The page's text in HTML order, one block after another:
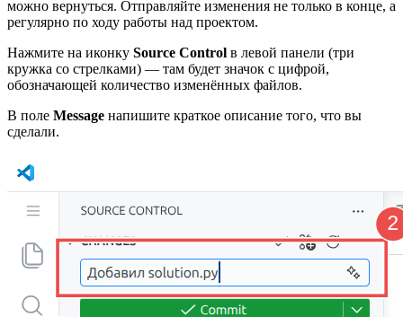
можно вернуться. Отправляйте изменения не только в конце, а
регулярно по ходу работы над проектом.
Нажмите на иконку Source Control в левой панели (три
кружка со стрелками) — там будет значок с цифрой,
обозначающей количество изменённых файлов.
В поле Message напишите краткое описание того, что вы
сделали.